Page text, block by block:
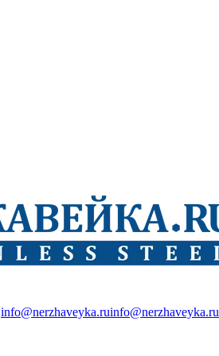
info@nerzhaveyka.ruinfo@nerzhaveyka.ru